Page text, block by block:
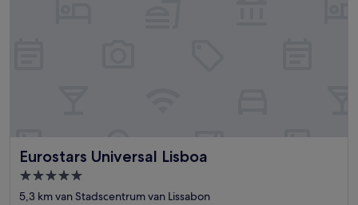
Eurostars Universal Lisboa
Eurostars Universal Lisboa
5.0-
sterrenaccommodatie
5,3 km van Stadscentrum van Lissabon